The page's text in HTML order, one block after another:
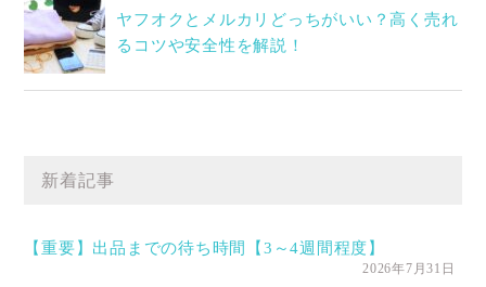
ヤフオクとメルカリどっちがいい？高く売れ
るコツや安全性を解説！
新着記事
【重要】出品までの待ち時間【3～4週間程度】
2026年7月31日